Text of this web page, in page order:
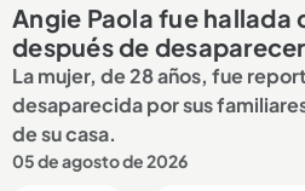
Angie Paola fue hallada
después de
La mujer, de 28 años, fue
desaparecida por sus
de su casa.
05 de agosto de 2026